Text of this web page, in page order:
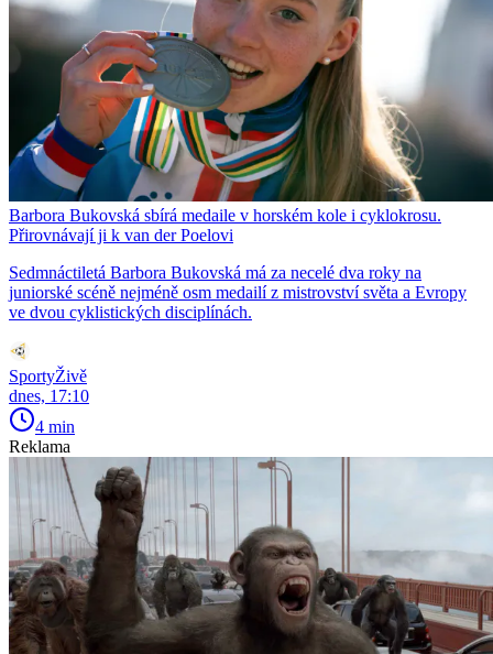
Barbora Bukovská sbírá medaile v horském kole i cyklokrosu.
Přirovnávají ji k van der Poelovi
Sedmnáctiletá Barbora Bukovská má za necelé dva roky na
juniorské scéně nejméně osm medailí z mistrovství světa a Evropy
ve dvou cyklistických disciplínách.
SportyŽivě
dnes, 17:10
4 min
Reklama